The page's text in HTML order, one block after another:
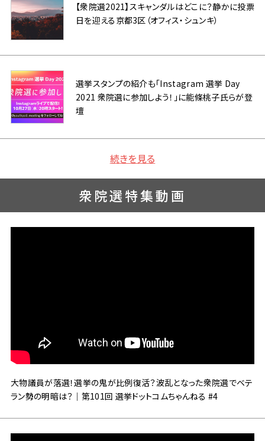
【衆院選2021】スキャンダルはどこに？静かに投票
日を迎える京都3区（オフィス・シュンキ）
選挙スタンプの紹介も「Instagram 選挙 Day
2021 衆院選に参加しよう！」に能條桃子氏らが登
壇
続きを見る
衆院選特集動画
大物議員が落選！選挙の鬼が比例復活？波乱となった衆院選でベテ
ラン勢の明暗は？｜第101回 選挙ドットコムちゃんねる #4